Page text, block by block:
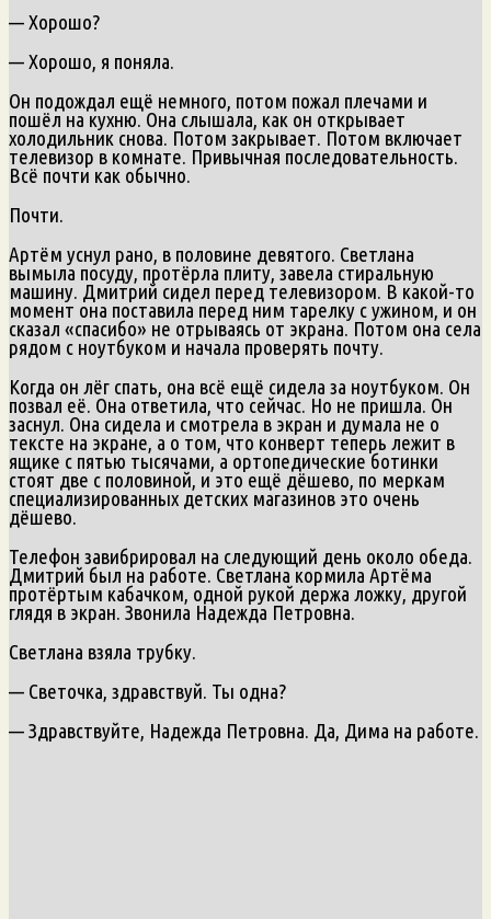
— Хорошо?
— Хорошо, я поняла.
Он подождал ещё немного, потом пожал плечами и
пошёл на кухню. Она слышала, как он открывает
холодильник снова. Потом закрывает. Потом включает
телевизор в комнате. Привычная последовательность.
Всё почти как обычно.
Почти.
Артём уснул рано, в половине девятого. Светлана
вымыла посуду, протёрла плиту, завела стиральную
машину. Дмитрий сидел перед телевизором. В какой-то
момент она поставила перед ним тарелку с ужином, и он
сказал «спасибо» не отрываясь от экрана. Потом она села
рядом с ноутбуком и начала проверять почту.
Когда он лёг спать, она всё ещё сидела за ноутбуком. Он
позвал её. Она ответила, что сейчас. Но не пришла. Он
заснул. Она сидела и смотрела в экран и думала не о
тексте на экране, а о том, что конверт теперь лежит в
ящике с пятью тысячами, а ортопедические ботинки
стоят две с половиной, и это ещё дёшево, по меркам
специализированных детских магазинов это очень
дёшево.
Телефон завибрировал на следующий день около обеда.
Дмитрий был на работе. Светлана кормила Артёма
протёртым кабачком, одной рукой держа ложку, другой
глядя в экран. Звонила Надежда Петровна.
Светлана взяла трубку.
— Светочка, здравствуй. Ты одна?
— Здравствуйте, Надежда Петровна. Да, Дима на работе.